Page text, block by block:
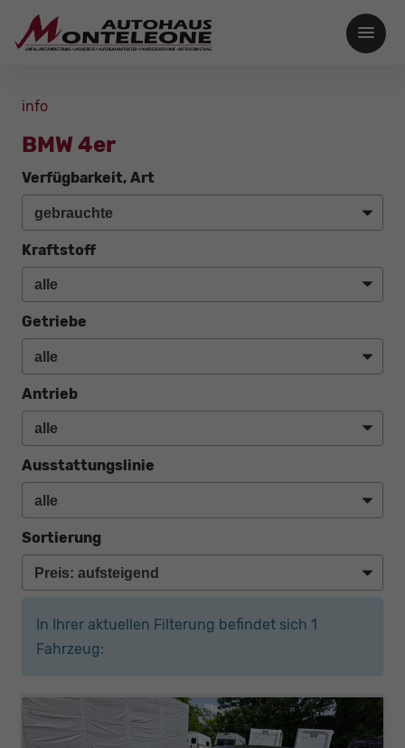
info
BMW 4er
Verfügbarkeit, Art
Kraftstoff
Getriebe
Antrieb
Ausstattungslinie
Sortierung
In Ihrer aktuellen Filterung befindet sich 1
Fahrzeug: